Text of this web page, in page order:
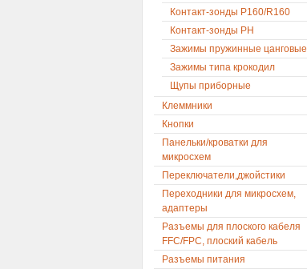
Контакт-зонды P160/R160
Контакт-зонды PH
Зажимы пружинные цанговые
Зажимы типа крокодил
Щупы приборные
Клеммники
Кнопки
Панельки/кроватки для
микросхем
Переключатели,джойстики
Переходники для микросхем,
адаптеры
Разъемы для плоского кабеля
FFC/FPC, плоский кабель
Разъемы питания